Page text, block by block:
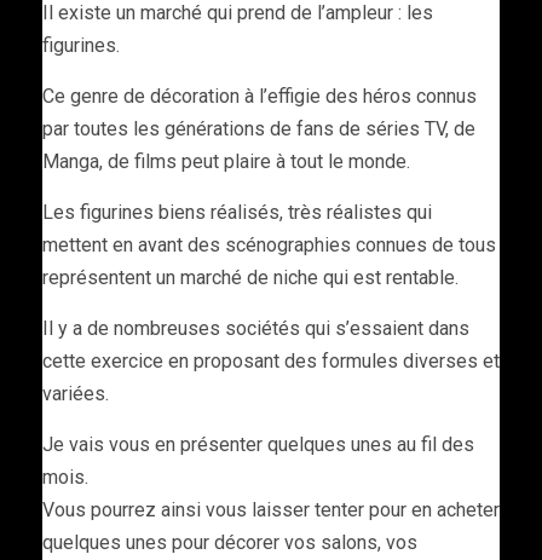
Il existe un marché qui prend de l’ampleur : les
figurines.
Ce genre de décoration à l’effigie des héros connus
par toutes les générations de fans de séries TV, de
Manga, de films peut plaire à tout le monde.
Les figurines biens réalisés, très réalistes qui
mettent en avant des scénographies connues de tous
représentent un marché de niche qui est rentable.
Il y a de nombreuses sociétés qui s’essaient dans
cette exercice en proposant des formules diverses et
variées.
Je vais vous en présenter quelques unes au fil des
mois.
Vous pourrez ainsi vous laisser tenter pour en acheter
quelques unes pour décorer vos salons, vos